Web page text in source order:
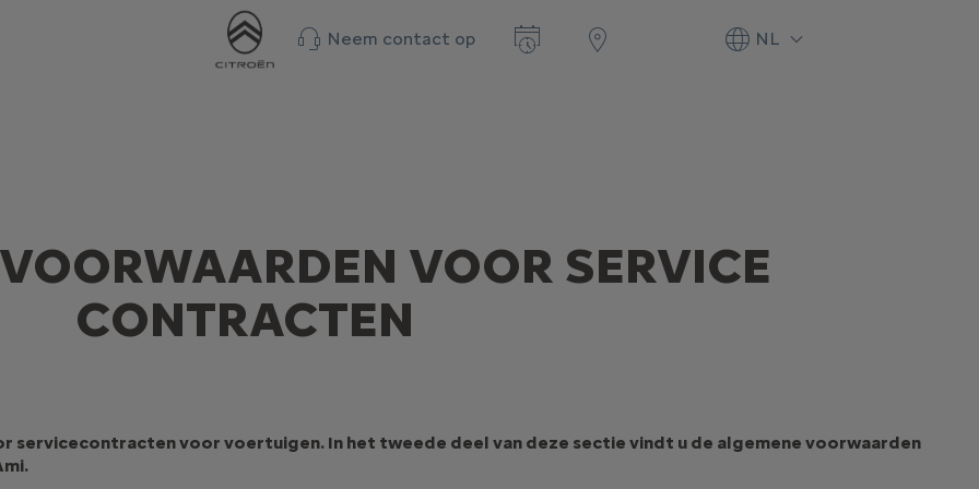
Neem contact op NL
VOOR SERVICE
CONTRACTEN
servicecontracten voor voertuigen. In het tweede deel van deze sectie vindt u de algemene voorwaarden